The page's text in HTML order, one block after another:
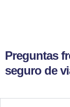
Preguntas
seguro de